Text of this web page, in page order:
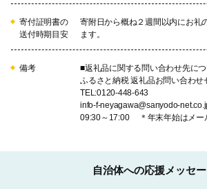
寄付証明書の
送付時期目安
寄附日から概ね２週間以内にお礼
ます。
備考
■返礼品に関する問い合わせ先に
ふるさと納税 返礼品お問い合わせ
TEL:0120-448-643
info-f-neyagawa@sanyodo-
09:30～17:00 ＊年末年始はメー
自治体への応援メッセ